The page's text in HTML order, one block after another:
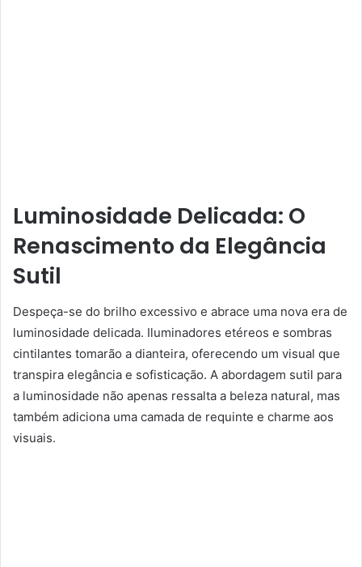
Luminosidade Delicada: O
Renascimento da Elegância
Sutil
Despeça-se do brilho excessivo e abrace uma nova era de
luminosidade delicada. Iluminadores etéreos e sombras
cintilantes tomarão a dianteira, oferecendo um visual que
transpira elegância e sofisticação. A abordagem sutil para
a luminosidade não apenas ressalta a beleza natural, mas
também adiciona uma camada de requinte e charme aos
visuais.